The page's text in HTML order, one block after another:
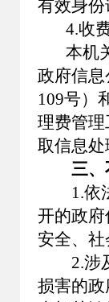
有效身
4.收
本机关
政府信
109号）
理费管
取信息
三
1.依法
开的政
安全、
2.涉及
损害的